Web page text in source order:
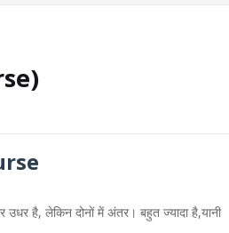
है, लेकिन दोनों में अंतर। बहुत ज्यादा है,यानी